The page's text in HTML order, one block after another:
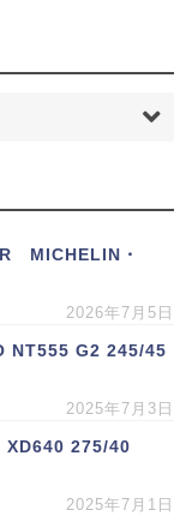
R MICHELIN・
2026年7月5日
NT555 G2 245/45
2025年7月3日
XD640 275/40
2025年7月1日